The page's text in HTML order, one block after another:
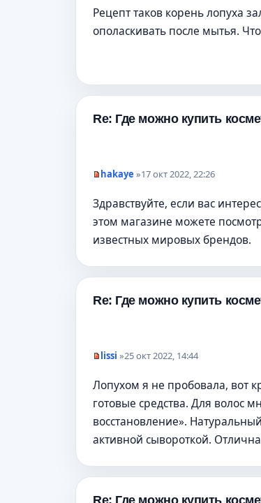
и
е
п
о
н
н
е
щ
е
и
е
Рецепт таков корень лопуха
ополаскивать после мытья.
Re: Где можно купить
п
р
о
ч
и
а
н
о
е
б
щ
н
и
е
hakaye »17 окт 2022, 22:26
Здравствуйте, если вас
этом магазине можете
известных мировых брендов.
Re: Где можно купить
п
о
ч
и
т
а
н
о
с
lissi »25 окт 2022, 14:44
Лопухом я не пробовала, вот
готовые средства. Для волос
восстановление».
активной сывороткой.
Re: Где можно купить